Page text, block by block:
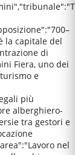
la capitale del
di
Fiera, uno dei
e
più
alberghiero-
tra gestori e
nel